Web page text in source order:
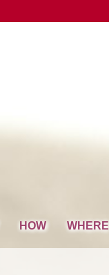
HOW WHERE